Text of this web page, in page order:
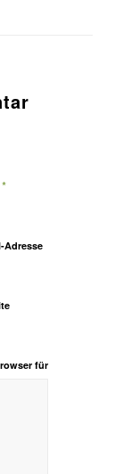
*
Adresse
für